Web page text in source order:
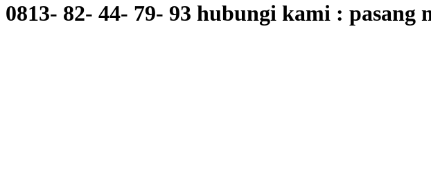
0813- 82- 44- 79- 93 hubungi kami :